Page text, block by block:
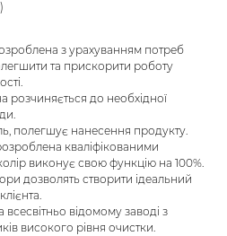
з урахуванням потреб
та прискорити роботу
розчиняється до необхідної
полегшує нанесення продукту.
кваліфікованими
виконує свою функцію на 100%.
дозволять створити ідеальний
відомому заводі з
високого рівня очистки.